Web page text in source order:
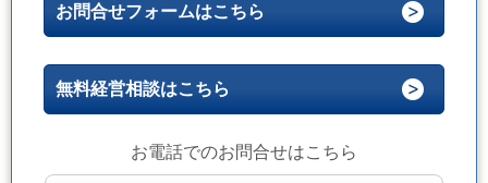
お問合せフォームはこちら
無料経営相談はこちら
お電話でのお問合せはこちら